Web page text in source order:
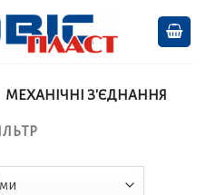
МЕХАНІЧНІ З'ЄДНАННЯ